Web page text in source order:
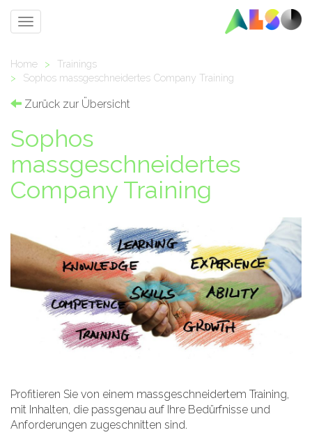
Toggle
Home >
Trainings
>
Sophos massgeschneidertes Company Training
Zurück zur Übersicht
Sophos
massgeschneidertes
Company Training
Profitieren Sie von einem massgeschneidertem Training,
mit Inhalten, die passgenau auf Ihre Bedürfnisse und
Anforderungen zugeschnitten sind.